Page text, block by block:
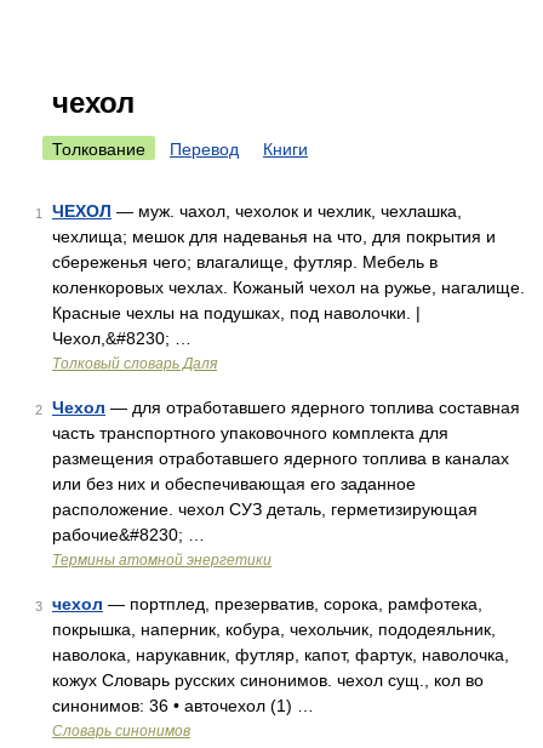
чехол
Толкование Перевод Книги
1 ЧЕХОЛ — муж. чахол, чехолок и чехлик, чехлашка,
чехлища; мешок для надеванья на что, для покрытия и
сбереженья чего; влагалище, футляр. Мебель в
коленкоровых чехлах. Кожаный чехол на ружье, нагалище.
Красные чехлы на подушках, под наволочки. |
Чехол,&#8230; …
Толковый словарь Даля
2 Чехол — для отработавшего ядерного топлива составная
часть транспортного упаковочного комплекта для
размещения отработавшего ядерного топлива в каналах
или без них и обеспечивающая его заданное
расположение. чехол СУЗ деталь, герметизирующая
рабочие&#8230; …
Термины атомной энергетики
3 чехол — портплед, презерватив, сорока, рамфотека,
покрышка, наперник, кобура, чехольчик, пододеяльник,
наволока, нарукавник, футляр, капот, фартук, наволочка,
кожух Словарь русских синонимов. чехол сущ., кол во
синонимов: 36 • авточехол (1) …
Словарь синонимов